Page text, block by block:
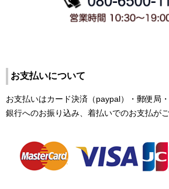
お支払いについて
お支払いはカード決済（paypal）・郵便局
銀行へのお振り込み、着払いでのお支払が